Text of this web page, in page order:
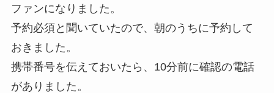
ファンになりました。
予約必須と聞いていたので、朝のうちに予約して
おきました。
携帯番号を伝えておいたら、10分前に確認の電話
がありました。